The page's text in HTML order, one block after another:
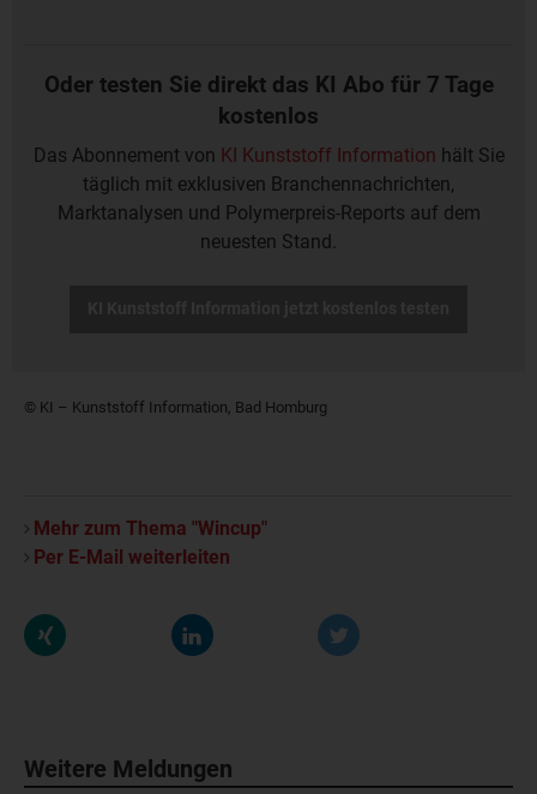
Oder testen Sie direkt das KI Abo für 7 Tage
kostenlos
Das Abonnement von KI Kunststoff Information hält Sie
täglich mit exklusiven Branchennachrichten,
Marktanalysen und Polymerpreis-Reports auf dem
neuesten Stand.
© KI – Kunststoff Information, Bad Homburg
Mehr zum Thema "Wincup"
Per E-Mail weiterleiten
Weitere Meldungen